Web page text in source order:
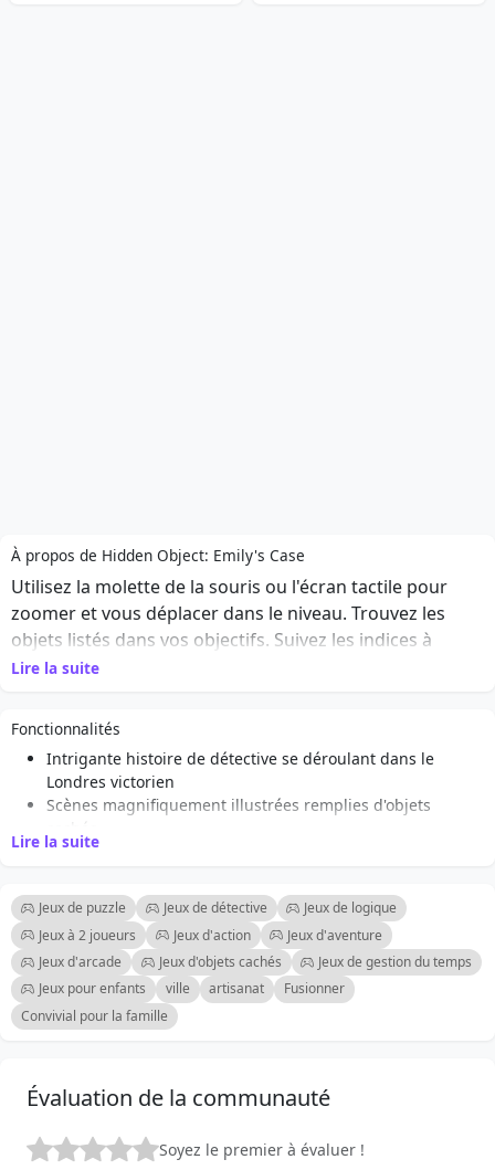
À propos de Hidden Object: Emily's Case
Utilisez la molette de la souris ou l'écran tactile pour
zoomer et vous déplacer dans le niveau. Trouvez les
objets listés dans vos objectifs. Suivez les indices à
l'écran. Vous pouvez passer une énigme ou mettre en
publicité — il suffit d'appuyer sur l'icône de l'ampoule
dans le panneau des objectifs.
Lire la suite
Fonctionnalités
Intrigante histoire de détective se déroulant dans le
Londres victorien
Scènes magnifiquement illustrées remplies d'objets
cachés
Gameplay interactif avec zoom et contrôles de mouvement
Variété d'énigmes et de mini-jeux pour enrichir
l'expérience
Contenu familial adapté aux joueurs de tous âges
Succès et récompenses déblocables pour la complétion
des niveaux
Interface intuitive conçue pour une utilisation à la fois
Lire la suite
Jeux de puzzle Jeux de détective
Jeux de logique
Jeux à 2 joueurs
Jeux d'action
Jeux d'aventure
Jeux d'arcade
Jeux d'objets cachés
Jeux de gestion du temps
Jeux pour enfants
ville artisanat
Fusionner
Convivial pour la famille
Évaluation de la communauté
Soyez le premier à évaluer !